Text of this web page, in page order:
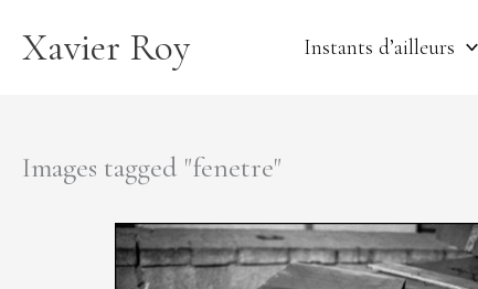
Xavier Roy Instants d’ailleurs
Images tagged "fenetre"